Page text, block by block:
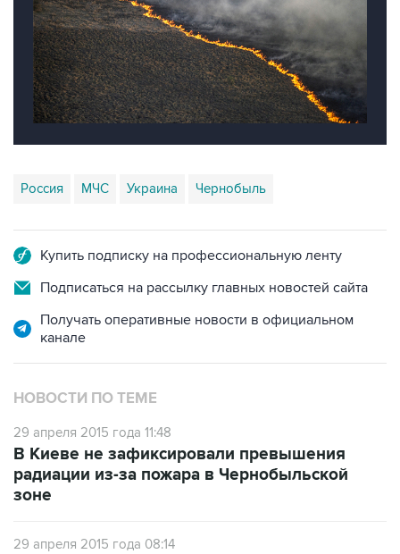
Россия МЧС Украина Чернобыль
Купить подписку на профессиональную ленту
Подписаться на рассылку главных новостей сайта
Получать оперативные новости в официальном
канале
НОВОСТИ ПО ТЕМЕ
29 апреля 2015 года 11:48
В Киеве не зафиксировали превышения
радиации из-за пожара в Чернобыльской
зоне
29 апреля 2015 года 08:14